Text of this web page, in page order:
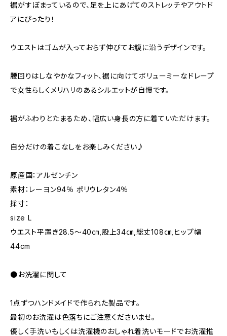
裾がすぼまっているので、足を上にあげてのストレッチやアウトド
アにぴったり！
ウエストはゴムが入っておらず伸びてお腹に沿うデザインです。
腰回りはしなやかなフィット、裾に向けてボリューミーなドレープ
で女性らしくメリハリのあるシルエットが自慢です。
裾がふわりとたまるため、幅広い身長の方に着ていただけます。
自分だけの着こなしをお楽しみください♪
原産国：アルゼンチン
素材：レーヨン94％ ポリウレタン4％
採寸：
size L
ウエスト平置き28.5〜40㎝,股上34㎝,総丈108㎝,ヒップ幅
44cm
●お洗濯に関して
1点ずつハンドメイドで作られた製品です。
最初のお洗濯は色落ちにご注意くださいませ。
優しく手洗いもしくは洗濯機のおしゃれ着洗いモードでお洗濯推